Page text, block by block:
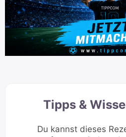
Tipps &
Du kannst dieses